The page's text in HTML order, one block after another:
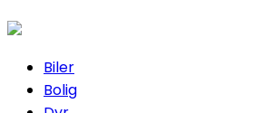
Biler
Bolig